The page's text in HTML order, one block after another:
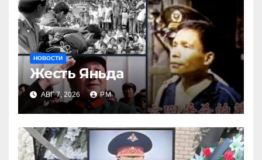
НОВОСТИ
Жесть Яньда
АВГ 7, 2026 РМ